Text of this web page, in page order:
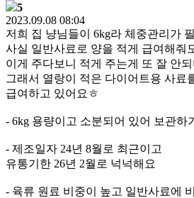
5
2023.09.08 08:04
저희 집 냥님들이 6kg라 체중관리가
사실 일반사료로 양을 적게 급여해줘
이게 주다보니 적게 주는게 또 잘 안
그래서 열랑이 적은 다이어트용 사료
급여하고 있어요ㅎ
- 6kg 용량이고 소분되어 있어 보관하
- 제조일자 24년 8월로 최근이고
유통기한 26년 2월로 넉넉해요
- 육류 원료 비중이 높고 일반사료에